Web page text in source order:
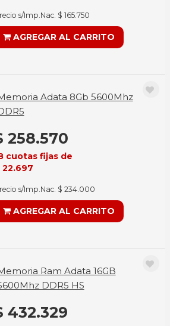
s/Imp.Nac. $ 165.750
AGREGAR AL CARRITO
Adata 8Gb 5600Mhz
258.570
cuotas fijas de
22.697
s/Imp.Nac. $ 234.000
AGREGAR AL CARRITO
Ram Adata 16GB
DDR5 HS
432.329